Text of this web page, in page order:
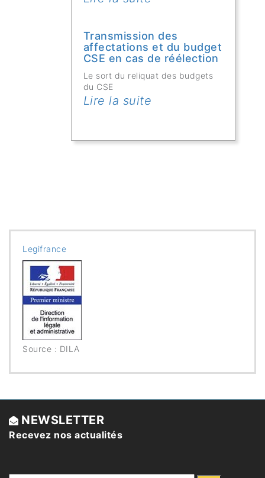
Transmission des
affectations et du budget
CSE en cas de réélection
Le sort du reliquat des budgets
du CSE
Lire la suite
Legifrance
Source : DILA
NEWSLETTER
Recevez nos actualités